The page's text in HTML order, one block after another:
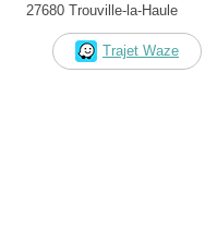
27680 Trouville-la-Haule
Trajet Waze